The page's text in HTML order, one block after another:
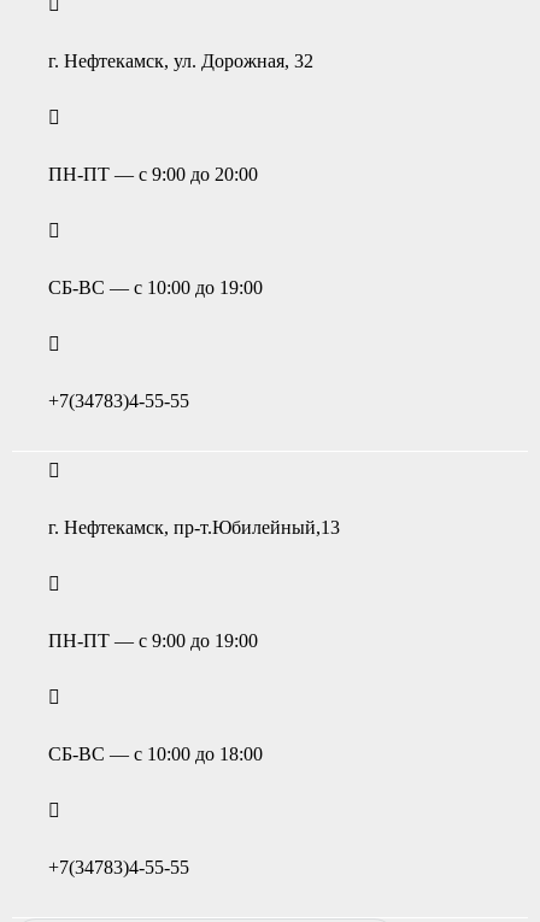
г. Нефтекамск, ул. Дорожная, 32
ПН-ПТ — с 9:00 до 20:00
СБ-ВС — с 10:00 до 19:00
+7(34783)4-55-55
г. Нефтекамск, пр-т.Юбилейный,13
ПН-ПТ — с 9:00 до 19:00
СБ-ВС — с 10:00 до 18:00
+7(34783)4-55-55